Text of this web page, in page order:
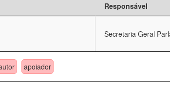
Responsável
Secretaria Geral
apoiador